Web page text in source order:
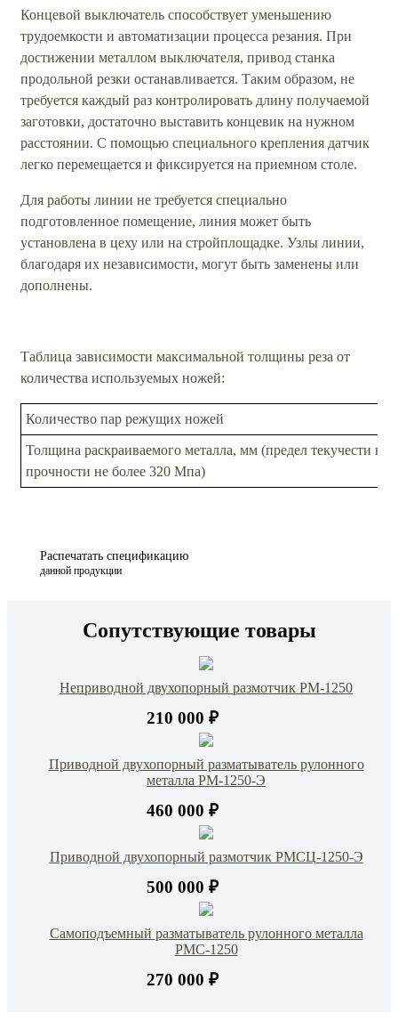
Концевой выключатель способствует уменьшению
трудоемкости и автоматизации процесса резания. При
достижении металлом выключателя, привод станка
продольной резки останавливается. Таким образом, не
требуется каждый раз контролировать длину получаемой
заготовки, достаточно выставить концевик на нужном
расстоянии. С помощью специального крепления датчик
легко перемещается и фиксируется на приемном столе.
Для работы линии не требуется специально
подготовленное помещение, линия может быть
установлена в цеху или на стройплощадке. Узлы линии,
благодаря их независимости, могут быть заменены или
дополнены.
Таблица зависимости максимальной толщины реза от
количества используемых ножей:
Количество пар режущих ножей
Толщина раскраиваемого металла, мм (предел текучести не
прочности не более 320 Мпа)
Распечатать спецификацию
данной продукции
Сопутствующие товары
Неприводной двухопорный размотчик РМ-1250
210 000 ₽
Приводной двухопорный разматыватель рулонного
металла РМ-1250-Э
460 000 ₽
Приводной двухопорный размотчик РМСЦ-1250-Э
500 000 ₽
Самоподъемный разматыватель рулонного металла
РМС-1250
270 000 ₽